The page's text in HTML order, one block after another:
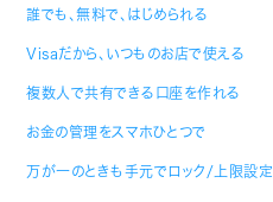
誰でも、無料で、はじめられる
Visaだから、いつものお店で使える
複数人で共有できる口座を作れる
お金の管理をスマホひとつで
万が一のときも手元でロック/上限設定